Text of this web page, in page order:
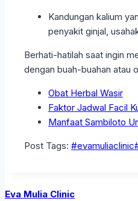
Kandungan kalium
penyakit ginjal,
Berhati-hatilah saat ingin
dengan buah-buahan atau
Obat Herbal Wasir
Faktor Jadwal Facil
Manfaat Sambiloto
Post Tags: #evamuliaclinic
Eva Mulia Clinic